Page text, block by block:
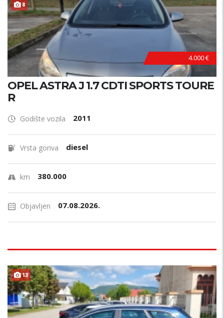
8
4.000 €
OPEL ASTRA J 1.7 CDTI SPORTS TOURE
R
Godište vozila 2011
Vrsta goriva diesel
km 380.000
Objavljen 07.08.2026.
13